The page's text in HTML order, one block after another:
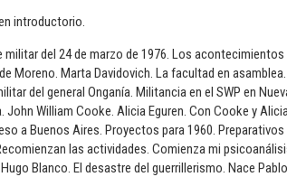
introductorio.
militar del 24 de marzo de 1976. Los
Moreno. Marta Davidovich. La facultad en
del general Onganía. Militancia en el SWP en
John William Cooke. Alicia Eguren. Con Cooke y
a Buenos Aires. Proyectos para 1960.
las actividades. Comienza mi
Blanco. El desastre del guerrillerismo. Nace